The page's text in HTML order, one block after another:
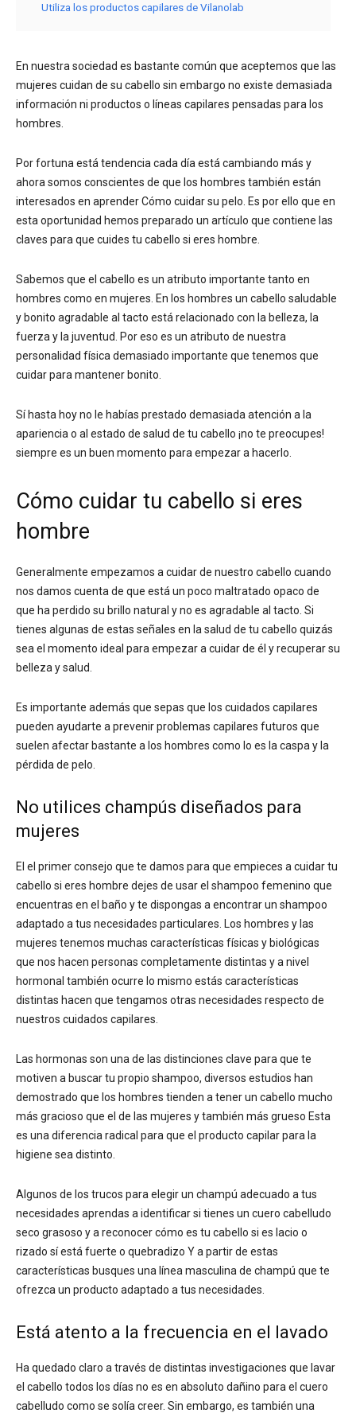
Utiliza los productos capilares de Vilanolab
En nuestra sociedad es bastante común que aceptemos que las
mujeres cuidan de su cabello sin embargo no existe demasiada
información ni productos o líneas capilares pensadas para los
hombres.
Por fortuna está tendencia cada día está cambiando más y
ahora somos conscientes de que los hombres también están
interesados en aprender Cómo cuidar su pelo. Es por ello que en
esta oportunidad hemos preparado un artículo que contiene las
claves para que cuides tu cabello si eres hombre.
Sabemos que el cabello es un atributo importante tanto en
hombres como en mujeres. En los hombres un cabello saludable
y bonito agradable al tacto está relacionado con la belleza, la
fuerza y la juventud. Por eso es un atributo de nuestra
personalidad física demasiado importante que tenemos que
cuidar para mantener bonito.
Sí hasta hoy no le habías prestado demasiada atención a la
apariencia o al estado de salud de tu cabello ¡no te preocupes!
siempre es un buen momento para empezar a hacerlo.
Cómo cuidar tu cabello si eres
hombre
Generalmente empezamos a cuidar de nuestro cabello cuando
nos damos cuenta de que está un poco maltratado opaco de
que ha perdido su brillo natural y no es agradable al tacto. Si
tienes algunas de estas señales en la salud de tu cabello quizás
sea el momento ideal para empezar a cuidar de él y recuperar su
belleza y salud.
Es importante además que sepas que los cuidados capilares
pueden ayudarte a prevenir problemas capilares futuros que
suelen afectar bastante a los hombres como lo es la caspa y la
pérdida de pelo.
No utilices champús diseñados para
mujeres
El el primer consejo que te damos para que empieces a cuidar tu
cabello si eres hombre dejes de usar el shampoo femenino que
encuentras en el baño y te dispongas a encontrar un shampoo
adaptado a tus necesidades particulares. Los hombres y las
mujeres tenemos muchas características físicas y biológicas
que nos hacen personas completamente distintas y a nivel
hormonal también ocurre lo mismo estás características
distintas hacen que tengamos otras necesidades respecto de
nuestros cuidados capilares.
Las hormonas son una de las distinciones clave para que te
motiven a buscar tu propio shampoo, diversos estudios han
demostrado que los hombres tienden a tener un cabello mucho
más gracioso que el de las mujeres y también más grueso Esta
es una diferencia radical para que el producto capilar para la
higiene sea distinto.
Algunos de los trucos para elegir un champú adecuado a tus
necesidades aprendas a identificar si tienes un cuero cabelludo
seco grasoso y a reconocer cómo es tu cabello si es lacio o
rizado sí está fuerte o quebradizo Y a partir de estas
características busques una línea masculina de champú que te
ofrezca un producto adaptado a tus necesidades.
Está atento a la frecuencia en el lavado
Ha quedado claro a través de distintas investigaciones que lavar
el cabello todos los días no es en absoluto dañino para el cuero
cabelludo como se solía creer. Sin embargo, es también una